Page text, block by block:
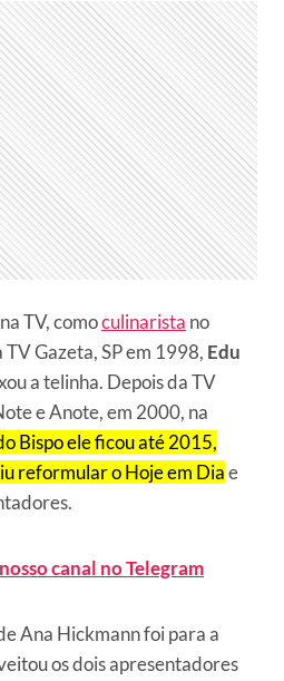
TV, comoculinarista no
Gazeta, SP em 1998, Edu
a telinha. Depois da TV
e Anote, em 2000, na
Bispo ele ficou até 2015,
reformular o Hoje em Diae
canal no Telegram
Ana Hickmann foi para a
os dois apresentadores